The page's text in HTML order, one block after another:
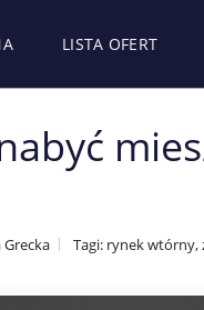
LISTA OFERT
Tagi: rynek wtórny,